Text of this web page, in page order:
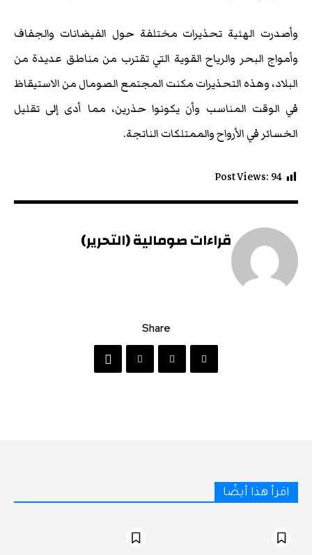
وأصدرت الهئية تحذيرات مختلفة حول الفيضانات والجفاف
وأمواج البحر والرياح القوية التي تقترب من مناطق عديدة من
البلاد، وهذه التحذيرات مكنت المجتمع الصومال من الاستيقاظ
في الوقت المناسب وأن يكونوا حذرين، مما أدى إلى تقليل
الخسائر في الأرواح والممتلكات الناتجة.
Post Views: 94
قراءات صومالية (التحرير)
Share
اقرأ هذا أيضًا